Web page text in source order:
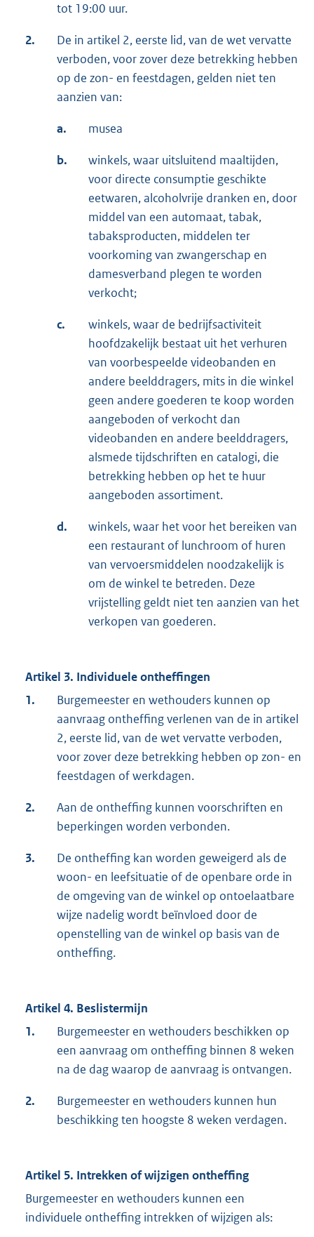
tot 19:00 uur.
2.
De in artikel 2, eerste lid, van de wet vervatte
verboden, voor zover deze betrekking hebben
op de zon- en feestdagen, gelden niet ten
aanzien van:
a. musea
b.
winkels, waar uitsluitend maaltijden,
voor directe consumptie geschikte
eetwaren, alcoholvrije dranken en, door
middel van een automaat, tabak,
tabaksproducten, middelen ter
voorkoming van zwangerschap en
damesverband plegen te worden
verkocht;
c.
winkels, waar de bedrijfsactiviteit
hoofdzakelijk bestaat uit het verhuren
van voorbespeelde videobanden en
andere beelddragers, mits in die winkel
geen andere goederen te koop worden
aangeboden of verkocht dan
videobanden en andere beelddragers,
alsmede tijdschriften en catalogi, die
betrekking hebben op het te huur
aangeboden assortiment.
d.
winkels, waar het voor het bereiken van
een restaurant of lunchroom of huren
van vervoersmiddelen noodzakelijk is
om de winkel te betreden. Deze
vrijstelling geldt niet ten aanzien van het
verkopen van goederen.
Artikel 3. Individuele ontheffingen
1.
Burgemeester en wethouders kunnen op
aanvraag ontheffing verlenen van de in artikel
2, eerste lid, van de wet vervatte verboden,
voor zover deze betrekking hebben op zon- en
feestdagen of werkdagen.
2.
Aan de ontheffing kunnen voorschriften en
beperkingen worden verbonden.
3.
De ontheffing kan worden geweigerd als de
woon- en leefsituatie of de openbare orde in
de omgeving van de winkel op ontoelaatbare
wijze nadelig wordt beïnvloed door de
openstelling van de winkel op basis van de
ontheffing.
Artikel 4. Beslistermijn
1.
Burgemeester en wethouders beschikken op
een aanvraag om ontheffing binnen 8 weken
na de dag waarop de aanvraag is ontvangen.
2.
Burgemeester en wethouders kunnen hun
beschikking ten hoogste 8 weken verdagen.
Artikel 5. Intrekken of wijzigen ontheffing
Burgemeester en wethouders kunnen een
individuele ontheffing intrekken of wijzigen als: